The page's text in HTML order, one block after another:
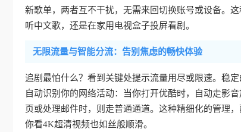
新歌单，两者互不干扰，无需来回切换账号或设备。
听中文歌，还是在家用电视盒子投屏看剧。
无限流量与智能分流：告别焦虑的畅快体验
追剧最怕什么？看到关键处提示流量用尽或限速。稳
自动识别你的网络活动：当你打开优酷时，自动走影
页或处理邮件时，则走普通通道。这种精细化的管理
你看4K超清视频也如丝般顺滑。